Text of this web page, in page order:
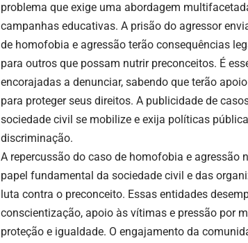
problema que exige uma abordagem
campanhas educativas. A prisão do agressor
de homofobia e agressão terão consequências
para outros que possam nutrir preconceitos. É
encorajadas a denunciar, sabendo que terão
para proteger seus direitos. A publicidade de
sociedade civil se mobilize e exija políticas
discriminação.
A repercussão do caso de homofobia e agressão
papel fundamental da sociedade civil e das
luta contra o preconceito. Essas entidades
conscientização, apoio às vítimas e pressão por
proteção e igualdade. O engajamento da